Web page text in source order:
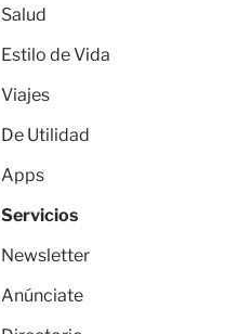
Salud
Estilo de Vida
Viajes
De Utilidad
Apps
Servicios
Newsletter
Anúnciate